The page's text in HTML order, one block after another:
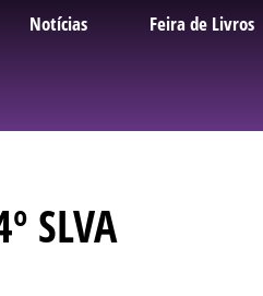
Notícias Feira de Livros
SLVA